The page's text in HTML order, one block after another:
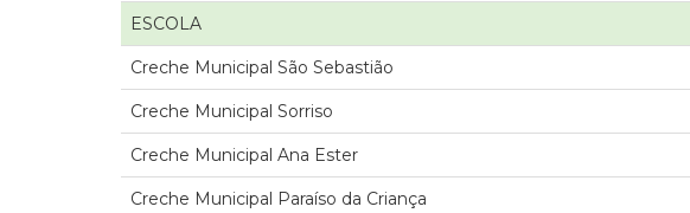
ESCOLA
Creche Municipal São Sebastião
Creche Municipal Sorriso
Creche Municipal Ana Ester
Creche Municipal Paraíso da Criança